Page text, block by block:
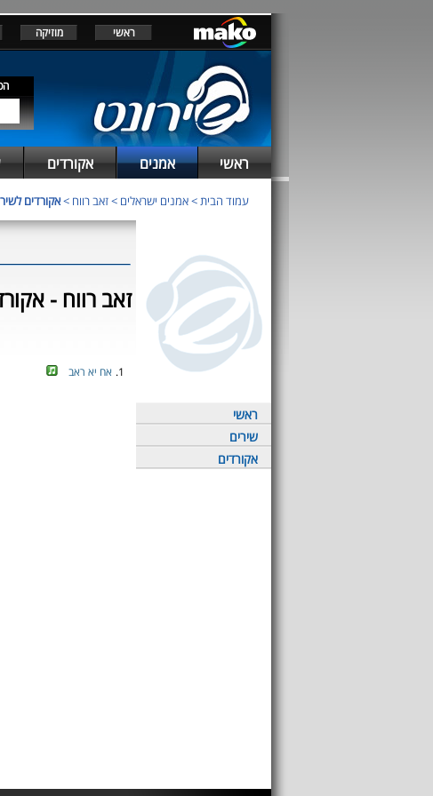
ראשי מוזיקה
ראשי אמנים אקורדים
עמוד הבית>אמנים ישראלים >זאב רווח >אקורדים
ראשי
שירים
אקורדים
זאב רווח -
1. אח יא ראב